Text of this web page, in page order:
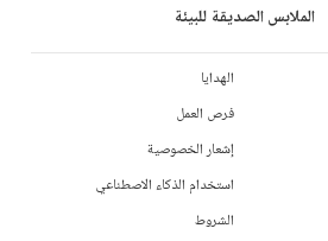
الملابس الصديقة للبيئة
الهدايا
فرص العمل
إشعار الخصوصية
استخدام الذكاء الاصطناعي
الشروط